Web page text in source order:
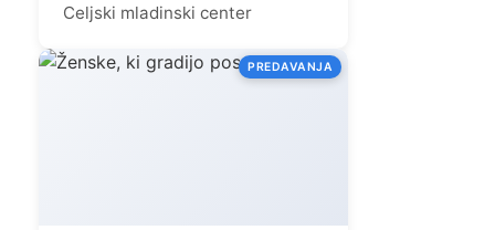
Celjski mladinski center
PREDAVANJA